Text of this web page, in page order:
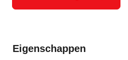
Eigenschappen